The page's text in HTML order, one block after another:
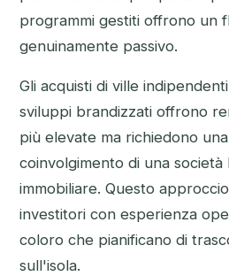
programmi gestiti offrono un
genuinamente passivo.
Gli acquisti di ville
sviluppi brandizzati offrono
più elevate ma richiedono
coinvolgimento di una società
immobiliare. Questo
investitori con esperienza
coloro che pianificano di
sull'isola.